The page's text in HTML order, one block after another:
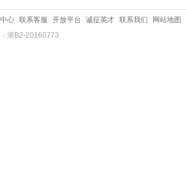
心 联系客服 开放平台 诚征英才 联系我们
网站地图
浙B2-20160773